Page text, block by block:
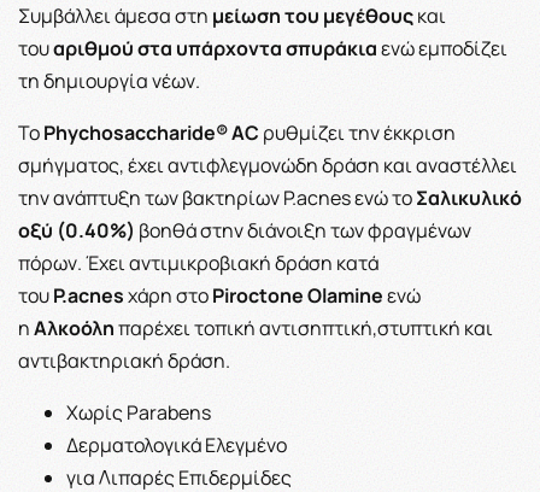
Συμβάλλει άμεσα στη μείωση του μεγέθουςκαι
τουαριθμού στα υπάρχοντα σπυράκιαενώ εμποδίζει
τη δημιουργία νέων.
ΤοPhychosaccharide® AC ρυθμίζει την έκκριση
σμήγματος, έχει αντιφλεγμονώδη δράση και αναστέλλει
την ανάπτυξη των βακτηρίων P.acnes ενώ τοΣαλικυλικό
οξύ (0.40%) βοηθά στην διάνοιξη των φραγμένων
πόρων. Έχει αντιμικροβιακή δράση κατά
τουP.acnesχάρη στοPiroctone Olamineενώ
ηΑλκοόληπαρέχει τοπική αντισηπτική,στυπτική και
αντιβακτηριακή δράση.
Χωρίς Parabens
Δερματολογικά Ελεγμένο
για Λιπαρές Επιδερμίδες